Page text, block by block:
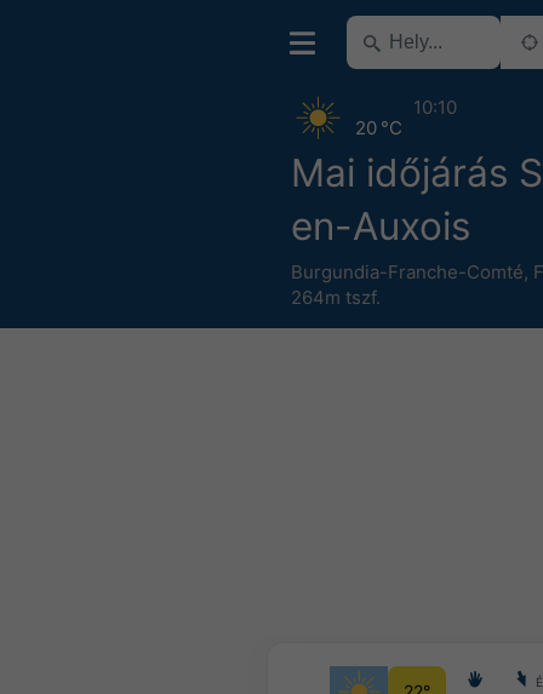
Mai időjárás
en-Auxois
Burgundia-Franche-Comté,
264m tszf.
20 °C
10:10